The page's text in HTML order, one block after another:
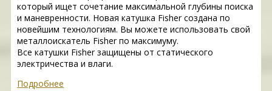
который ищет сочетание максимальной глубины поиска
и маневренности. Новая катушка Fisher создана по
новейшим технологиям. Вы можете использовать свой
металлоискатель Fisher по максимуму.
Все катушки Fisher защищены от статического
электричества и влаги.
Подробнее